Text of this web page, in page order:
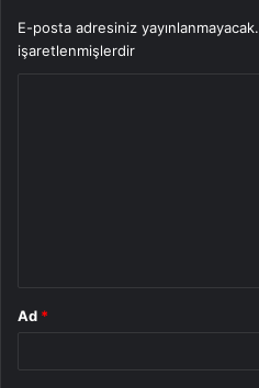
E-posta adresiniz yayınlanmayacak.
işaretlenmişlerdir
Ad *